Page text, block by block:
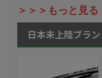
＞＞＞もっと見る
日本未上陸ブラ